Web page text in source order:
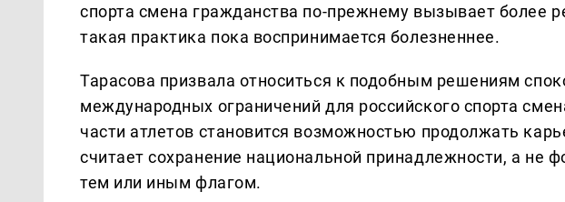
спорта смена гражданства по-прежнему вызывает более
такая практика пока воспринимается болезненнее.
Тарасова призвала относиться к подобным решениям
международных ограничений для российского спорта
части атлетов становится возможностью продолжать
считает сохранение национальной принадлежности, а не
тем или иным флагом.